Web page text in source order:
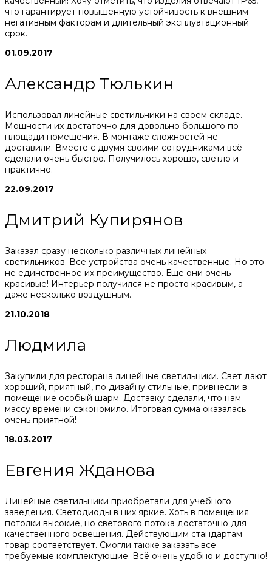
что гарантирует повышенную устойчивость к внешним
негативным факторам и длительный эксплуатационный
срок.
01.09.2017
Александр Тюлькин
Использовал линейные светильники на своем складе.
Мощности их достаточно для довольно большого по
площади помещения. В монтаже сложностей не
доставили. Вместе с двумя своими сотрудниками всё
сделали очень быстро. Получилось хорошо, светло и
практично.
22.09.2017
Дмитрий Купирянов
Заказал сразу несколько различных линейных
светильников. Все устройства очень качественные. Но это
не единственное их преимущество. Еще они очень
красивые! Интерьер получился не просто красивым, а
даже несколько воздушным.
21.10.2018
Людмила
Закупили для ресторана линейные светильники. Свет дают
хороший, приятный, по дизайну стильные, привнесли в
помещение особый шарм. Доставку сделали, что нам
массу времени сэкономило. Итоговая сумма оказалась
очень приятной!
18.03.2017
Евгения Жданова
Линейные светильники приобретали для учебного
заведения. Светодиоды в них яркие. Хоть в помещения
потолки высокие, но светового потока достаточно для
качественного освещения. Действующим стандартам
товар соответствует. Смогли также заказать все
требуемые комплектующие. Всё очень удобно и доступно!